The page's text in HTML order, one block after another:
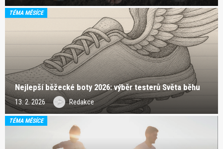
TÉMA MĚSÍCE
Nejlepší běžecké boty 2026: výběr testerů Světa běhu
13. 2. 2026 Redakce
TÉMA MĚSÍCE